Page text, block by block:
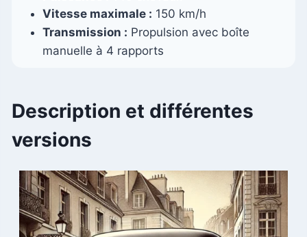
Vitesse maximale : 150 km/h
Transmission : Propulsion avec boîte
manuelle à 4 rapports
Description et différentes
versions